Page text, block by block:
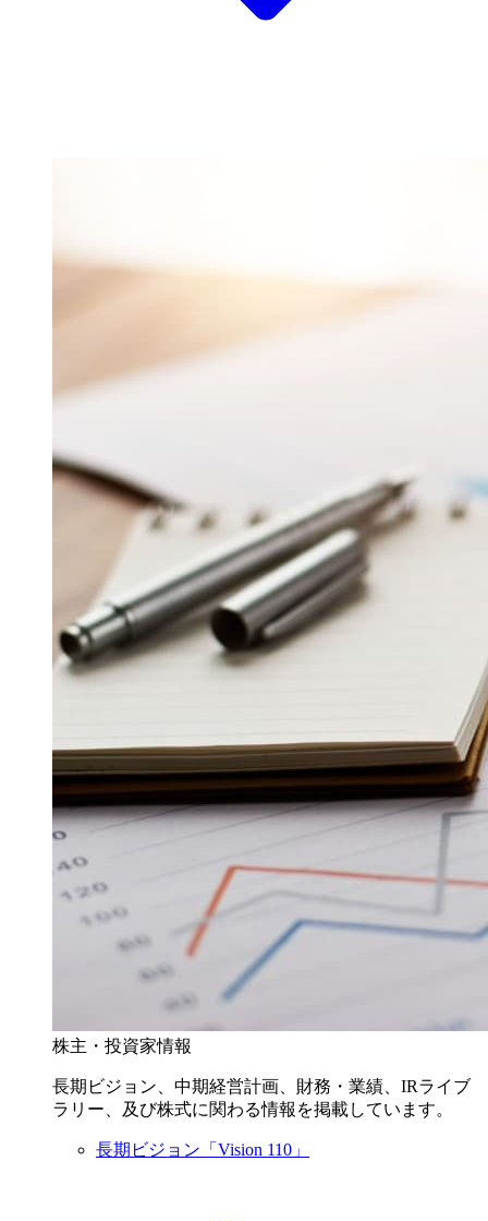
株主・投資家情報
長期ビジョン、中期経営計画、財務・業績、IRライブ
ラリー、及び株式に関わる情報を掲載しています。
長期ビジョン「Vision 110」